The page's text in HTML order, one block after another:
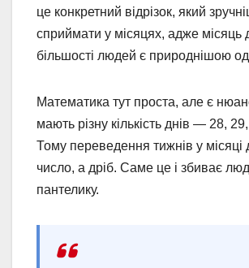
це конкретний відрізок, який
сприймати у місяцях, адже місяць
більшості людей є природнішою
Математика тут проста, але є
мають різну кількість днів — 28,
Тому переведення тижнів у місяці
число, а дріб. Саме це і збиває
пантелику.